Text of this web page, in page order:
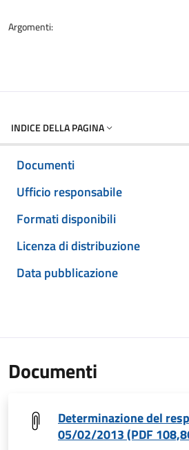
Argomenti:
INDICE DELLA PAGINA
Documenti
Ufficio responsabile
Formati disponibili
Licenza di distribuzione
Data pubblicazione
Documenti
Determinazione del
05/02/2013 (PDF